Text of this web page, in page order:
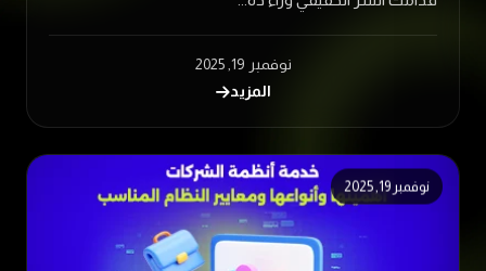
نوفمبر 19, 2025
المزيد
نوفمبر 19, 2025